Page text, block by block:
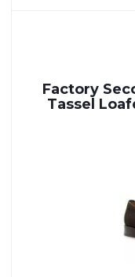
Factory
Tassel